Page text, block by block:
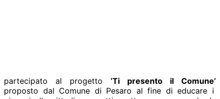
partecipato al progetto ‘Ti presento il Comune’
proposto dal Comune di Pesaro al fine di educare i